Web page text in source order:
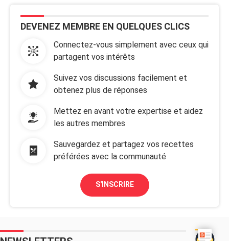
DEVENEZ MEMBRE EN QUELQUES CLICS
Connectez-vous simplement avec ceux qui
partagent vos intérêts
Suivez vos discussions facilement et
obtenez plus de réponses
Mettez en avant votre expertise et aidez
les autres membres
Sauvegardez et partagez vos recettes
préférées avec la communauté
S'INSCRIRE